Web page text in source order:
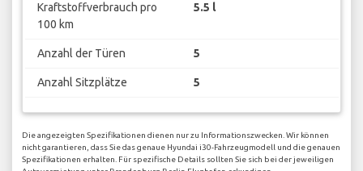
Kraftstoffverbrauch pro
100 km
5.5 l
Anzahl der Türen 5
Anzahl Sitzplätze 5
Die angezeigten Spezifikationen dienen nur zu Informationszwecken. Wir können
nicht garantieren, dass Sie das genaue Hyundai i30-Fahrzeugmodell und die genauen
Spezifikationen erhalten. Für spezifische Details sollten Sie sich bei der jeweiligen